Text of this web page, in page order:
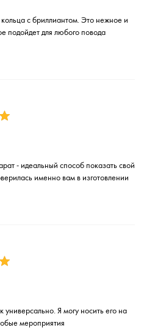
с бриллиантом. Это нежное и
подойдет для любого повода
- идеальный способ показать свой
именно вам в изготовлении
универсально. Я могу носить его на
мероприятия